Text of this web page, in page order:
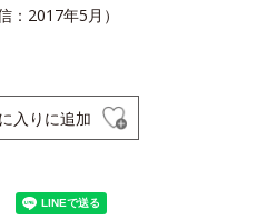
：2017年5月）
入りに追加